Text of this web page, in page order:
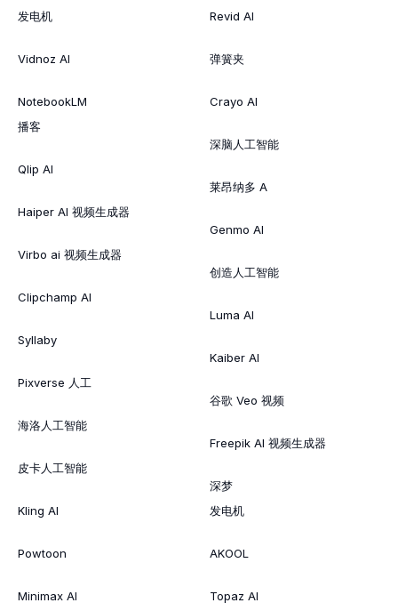
发电机
Vidnoz AI
NotebookLM
播客
Qlip AI
Haiper AI 视频生成器
Virbo ai 视频生成器
Clipchamp AI
Syllaby
Pixverse 人工
海洛人工智能
皮卡人工智能
Kling AI
Powtoon
Minimax AI
Revid AI
弹簧夹
Crayo AI
深脑人工智能
莱昂纳多 A
Genmo AI
创造人工智能
Luma AI
Kaiber AI
谷歌 Veo 视频
Freepik AI 视频生成器
深梦
发电机
AKOOL
Topaz AI